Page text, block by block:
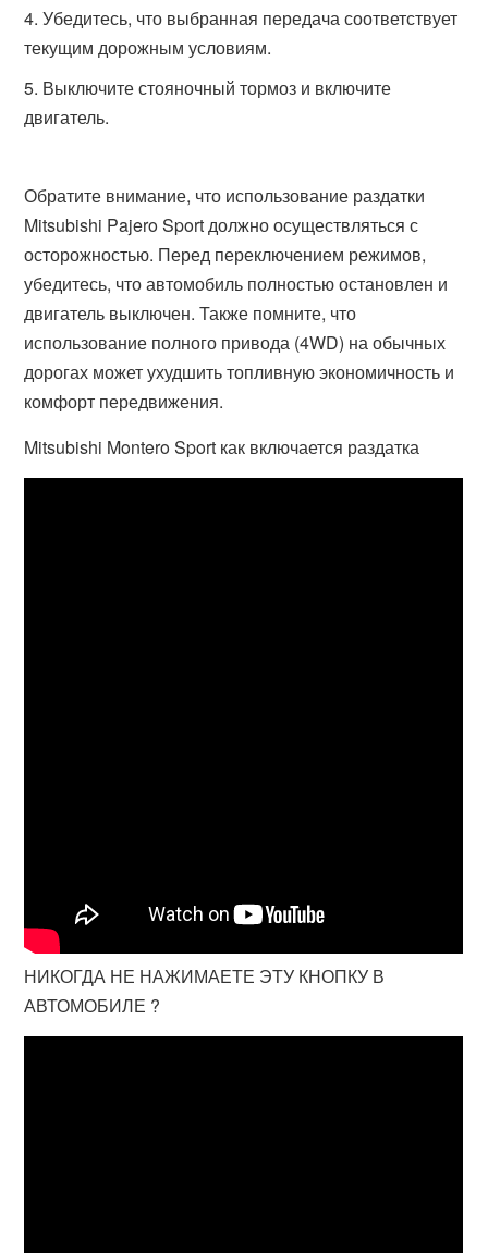
Убедитесь, что выбранная передача соответствует
текущим дорожным условиям.
Выключите стояночный тормоз и включите
двигатель.
Обратите внимание, что использование раздатки
Mitsubishi Pajero Sport должно осуществляться с
осторожностью. Перед переключением режимов,
убедитесь, что автомобиль полностью остановлен и
двигатель выключен. Также помните, что
использование полного привода (4WD) на обычных
дорогах может ухудшить топливную экономичность и
комфорт передвижения.
Mitsubishi Montero Sport как включается раздатка
НИКОГДА НЕ НАЖИМАЕТЕ ЭТУ КНОПКУ В
АВТОМОБИЛЕ ?